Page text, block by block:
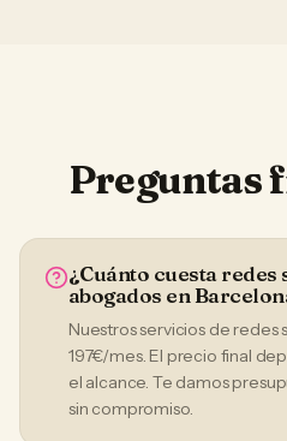
Preguntas
¿Cuánto cuesta redes
abogados en
Nuestros servicios de
197€/mes. El precio final
el alcance. Te damos
sin compromiso.